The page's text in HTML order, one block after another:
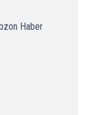
Haber